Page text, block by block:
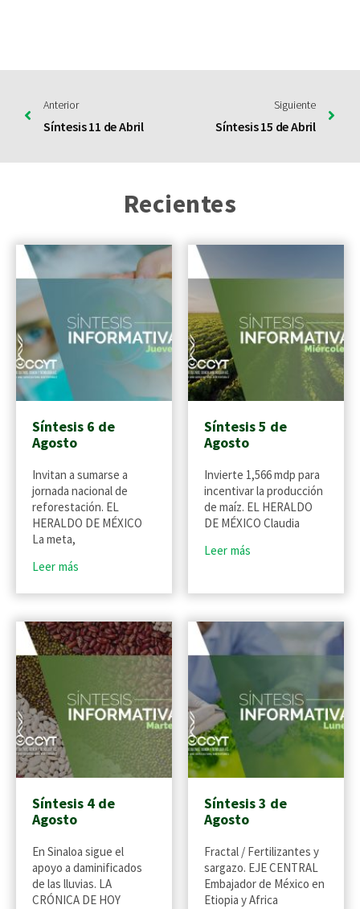
Anterior
Síntesis 11 de Abril
Siguiente
Síntesis 15 de Abril
Recientes
Síntesis 6 de
Agosto
Invitan a sumarse a
jornada nacional de
reforestación. EL
HERALDO DE MÉXICO
La meta,
Leer más
Síntesis 5 de
Agosto
Invierte 1,566 mdp para
incentivar la producción
de maíz. EL HERALDO
DE MÉXICO Claudia
Leer más
Síntesis 4 de
Agosto
En Sinaloa sigue el
apoyo a daminificados
de las lluvias. LA
CRÓNICA DE HOY
Síntesis 3 de
Agosto
Fractal / Fertilizantes y
sargazo. EJE CENTRAL
Embajador de México en
Etiopia y Africa